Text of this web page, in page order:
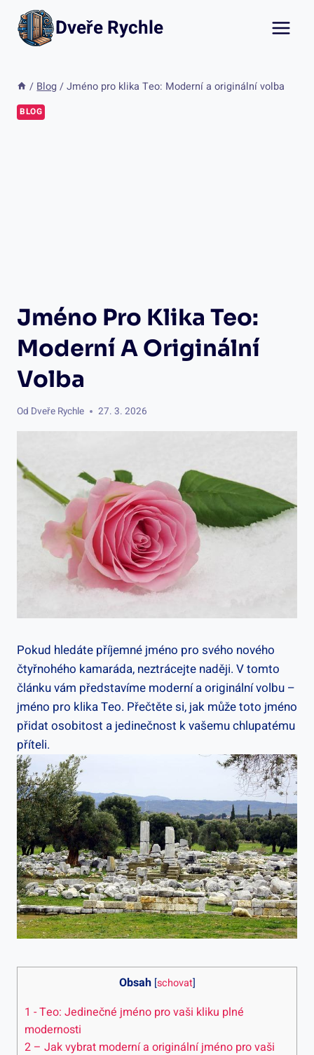
Přeskočit
obsah
Dveře Rychle
/ Blog / Jméno pro klika Teo: Moderní a originální volba
BLOG
Jméno Pro Klika Teo:
Moderní A Originální
Volba
Od Dveře Rychle 27. 3. 2026
Pokud hledáte příjemné​ jméno pro svého nového⁤
čtyřnohého kamaráda, neztrácejte naději. V tomto
článku vám představíme moderní a‍ originální⁣ volbu⁤ –
jméno pro​ klika Teo.⁢ Přečtěte si, jak může toto jméno
přidat ‌osobitost a⁤ jedinečnost k vašemu ⁣chlupatému
příteli.
Obsah [schovat]
1 -⁤ Teo: Jedinečné ‍jméno pro vaši kliku plné
modernosti
2 – Jak vybrat moderní a originální jméno pro vaši